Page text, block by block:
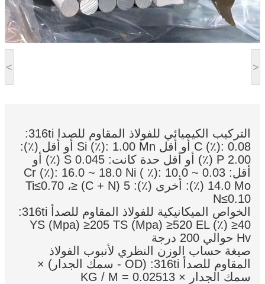
< >
التركيب الكيميائي للفولاذ المقاوم للصدأ 316ti:
C (٪): 0.08 أو أقل Si (٪): 1.00 Mn أو أقل (٪):
2.00 P (٪) أو أقل حدة كانت: 0.045 S (٪) أو
أقل: 0.03 Cr (٪): 16.0 ~ 18.0 Ni ( ٪): 10.0 ~
14.0 Mo (٪): أخرى (٪): 5 (C + N) ≤Ti≤0.70 ،
N≤0.10
الخواص الميكانيكية للفولاذ المقاوم للصدأ 316ti:
YS (Mpa) ≥205 TS (Mpa) ≥520 EL (٪) ≥40
Hv حوالي 200 درجة
صيغة حساب الوزن النظري لأنبوب الفولاذ
المقاوم للصدأ 316ti: (OD - سمك الجدار) ×
سمك الجدار × 0.02513 = KG / M